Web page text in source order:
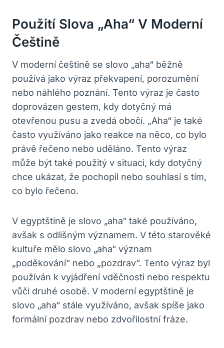
Použití Slova „Aha“ V Moderní
Češtině
V moderní češtině se slovo „aha“ běžně
⁣používá jako výraz překvapení, porozumění
nebo náhlého poznání. Tento výraz je ⁢často
doprovázen gestem,‍ kdy ⁣dotyčný má
otevřenou pusu a zvedá‍ obočí. „Aha“ je také
často využíváno jako‍ reakce na něco, co bylo
právě řečeno nebo uděláno. ⁣Tento výraz ​
může být také použitý‍ v situaci, ⁣kdy dotyčný
chce ukázat, že pochopil nebo souhlasí s tím,
co bylo řečeno.
V⁣ egyptštině ⁣je slovo „aha“ také používáno,
avšak s odlišným významem. V ‍této starověké
kultuře mělo slovo „aha“ význam
„poděkování“ ‌nebo „pozdrav“. Tento výraz⁣ byl
používán ‌k vyjádření vděčnosti nebo respektu
vůči druhé osobě. V moderní egyptštině je
slovo „aha“ ‌stále využíváno, avšak spíše jako
formální pozdrav nebo⁢ zdvořilostní fráze.